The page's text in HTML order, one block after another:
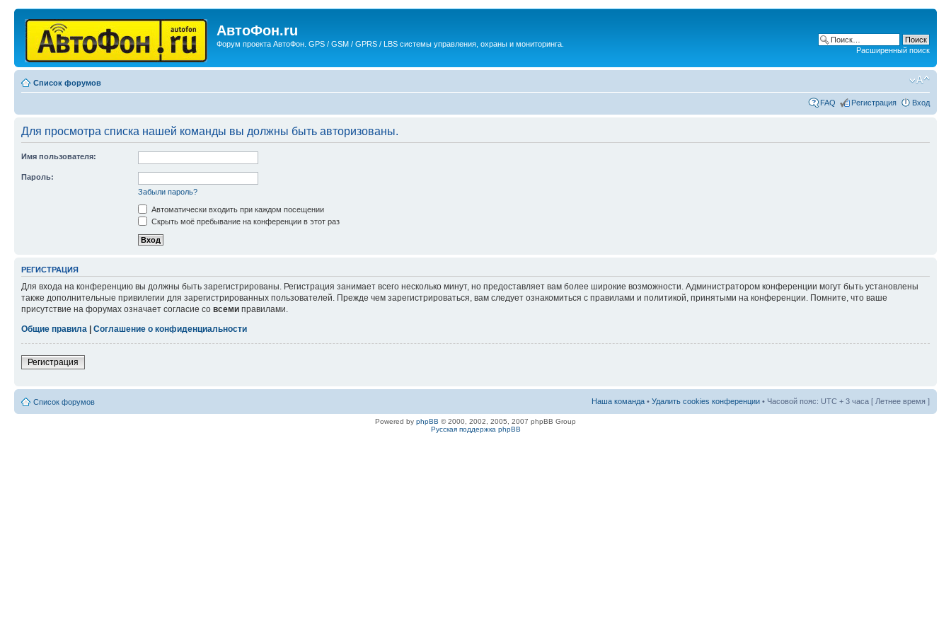
АвтоФон.ru
Форум проекта АвтоФон. GPS / GSM / GPRS / LBS системы управления, охраны и мониторинга.
Расширенный поиск
Список форумов
FAQ Регистрация Вход
Для просмотра списка нашей команды вы должны быть авторизованы.
Имя пользователя:
Пароль:
Забыли пароль?
Автоматически входить при каждом посещении
Скрыть моё пребывание на конференции в этот раз
РЕГИСТРАЦИЯ
Для входа на конференцию вы должны быть зарегистрированы. Регистрация занимает всего несколько минут, но предоставляет вам более широкие возможности. Администратором конференции могут быть установлены
также дополнительные привилегии для зарегистрированных пользователей. Прежде чем зарегистрироваться, вам следует ознакомиться с правилами и политикой, принятыми на конференции. Помните, что ваше
присутствие на форумах означает согласие со всеми правилами.
Общие правила | Соглашение о конфиденциальности
Регистрация
Список форумов Наша команда • Удалить cookies конференции • Часовой пояс: UTC + 3 часа [ Летнее время ]
Powered by phpBB © 2000, 2002, 2005, 2007 phpBB Group
Русская поддержка phpBB